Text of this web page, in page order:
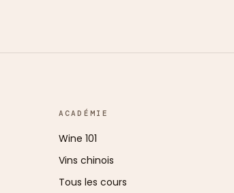
ACADÉMIE
Wine 101
Vins chinois
Tous les cours